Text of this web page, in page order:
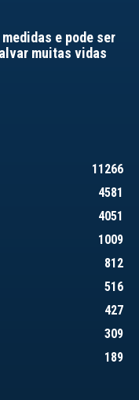
e pode ser
muitas vidas
11266
4581
4051
1009
812
516
427
309
189